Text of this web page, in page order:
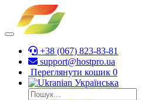
+38 (067) 823-83-81
support@hostpro.ua
Переглянути кошик 0
Українська